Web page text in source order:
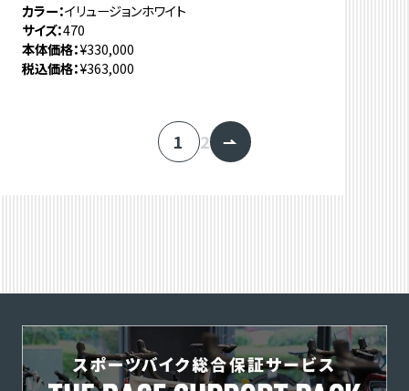
カラー イリュージョンホワイト
サイズ 470
本体価格 ¥330,000
税込価格 ¥363,000
1 2